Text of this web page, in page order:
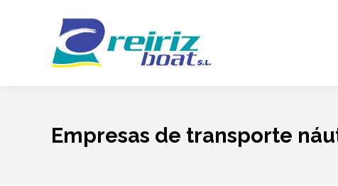
Empresas de transporte